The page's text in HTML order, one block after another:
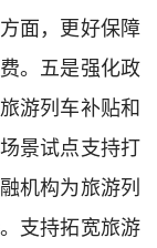
面，更好保障
。五是强化政
游列车补贴和
景试点支持打
机构为旅游列
支持拓宽旅游